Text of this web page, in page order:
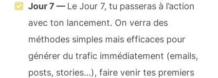
Jour 7 — Le Jour 7, tu passeras à l’action
avec ton lancement. On verra des
méthodes simples mais efficaces pour
générer du trafic immédiatement (emails,
posts, stories…), faire venir tes premiers